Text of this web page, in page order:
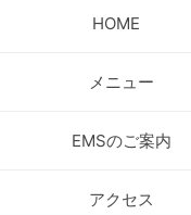
HOME
メニュー
EMSのご案内
アクセス